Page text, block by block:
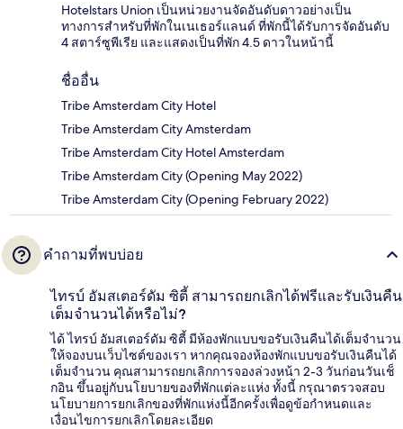
Hotelstars Union เป็นหน่วยงานจัดอันดับดาวอย่างเป็น
ทางการสำหรับที่พักในเนเธอร์แลนด์ ที่พักนี้ได้รับการจัดอันดับ
4 สตาร์ซูพีเรีย และแสดงเป็นที่พัก 4.5 ดาวในหน้านี้
ชื่ออื่น
Tribe Amsterdam City Hotel
Tribe Amsterdam City Amsterdam
Tribe Amsterdam City Hotel Amsterdam
Tribe Amsterdam City (Opening May 2022)
Tribe Amsterdam City (Opening February 2022)
คำถามที่พบบ่อย
ไทรบ์ อัมสเตอร์ดัม ซิตี้ สามารถยกเลิกได้ฟรีและรับเงินคืน
เต็มจำนวนได้หรือไม่?
ได้ ไทรบ์ อัมสเตอร์ดัม ซิตี้ มีห้องพักแบบขอรับเงินคืนได้เต็มจำนวน
ให้จองบนเว็บไซต์ของเรา หากคุณจองห้องพักแบบขอรับเงินคืนได้
เต็มจำนวน คุณสามารถยกเลิกการจองล่วงหน้า 2-3 วันก่อนวันเช็
กอิน ขึ้นอยู่กับนโยบายของที่พักแต่ละแห่ง ทั้งนี้ กรุณาตรวจสอบ
นโยบายการยกเลิกของที่พักแห่งนี้อีกครั้งเพื่อดูข้อกำหนดและ
เงื่อนไขการยกเลิกโดยละเอียด